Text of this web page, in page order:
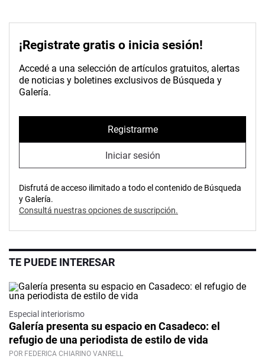
¡Registrate gratis o inicia sesión!
Accedé a una selección de artículos gratuitos, alertas
de noticias y boletines exclusivos de Búsqueda y
Galería.
Registrarme
Iniciar sesión
Disfrutá de acceso ilimitado a todo el contenido de Búsqueda
y Galería.
Consultá nuestras opciones de suscripción.
TE PUEDE INTERESAR
Especial interiorismo
Galería presenta su espacio en Casadeco: el
refugio de una periodista de estilo de vida
POR FEDERICA CHIARINO VANRELL